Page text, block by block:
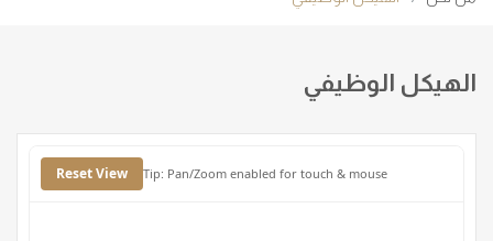
الهيكل الوظيفي
Tip: Pan/Zoom enabled for touch & mouse
Reset View